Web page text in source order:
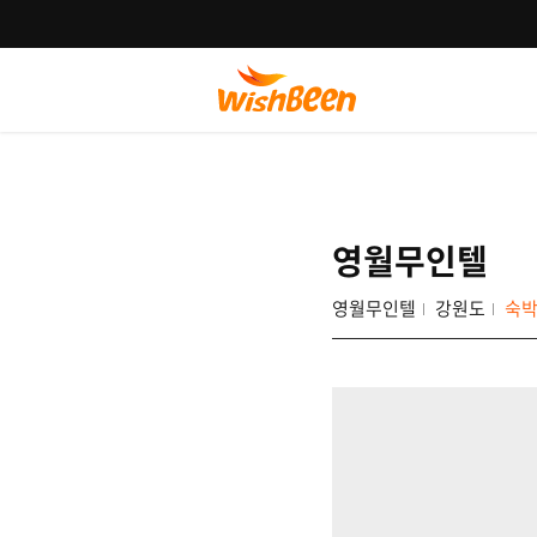
영월무인텔
영월무인텔 강원도 숙